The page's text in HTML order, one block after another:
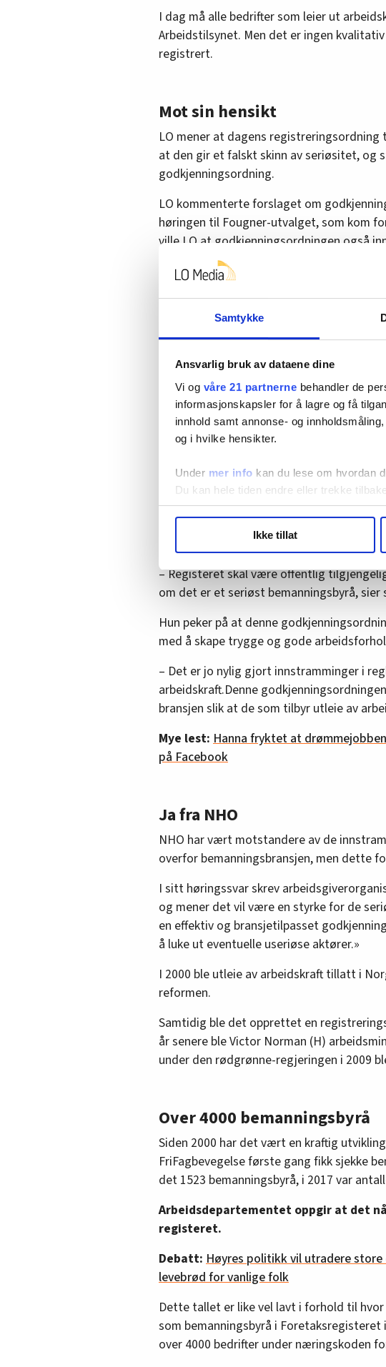
Samtykke
Ansvarlig bruk av dataene dine
Vi og våre 21 partnerne behandler de
informasjonskapsler for å lagre og få
innhold samt annonse- og
og i hvilke hensikter.
Under mer info kan du lese om hvordan
Du kan hele tiden endre eller trekke
hvordan våre nettsider blir brukt slik at
annonsering. Disse er angitt i oversikten
Ikke tillat
I dag må alle bedrifter som leier ut
Arbeidstilsynet. Men det er ingen
registrert.
Mot sin hensikt
LO mener at dagens
at den gir et falskt skinn av seriøsitet,
godkjenningsordning.
LO kommenterte forslaget om
høringen til Fougner-utvalget, som kom
ville LO at godkjenningsordningen også
har tariffavtale eller ikke.
Streik 2023:Europeisk fagbevegelse
personell før foretaket er godkjent. I den
bli et krav. Etter en overgangsperiode
å leie ut/inn mens bemanningsforetaket
skal det opplyses om bedriften er
eller ikke godkjent.
I registeret skal det opplyses om
behandling eller ikke godkjent.
Trygge og gode
– Registeret skal være offentlig
om det er et seriøst bemanningsbyrå, sier
Hun peker på at denne
med å skape trygge og gode
– Det er jo nylig gjort innstramminger i
arbeidskraft.Denne
bransjen slik at de som tilbyr utleie av
Mye lest: Hanna fryktet at
på Facebook
Ja fra NHO
NHO har vært motstandere av de
overfor bemanningsbransjen, men dette
I sitt høringssvar skrev
og mener det vil være en styrke for de
en effektiv og bransjetilpasset
å luke ut eventuelle useriøse aktører.»
I 2000 ble utleie av arbeidskraft tillatt i
reformen.
Samtidig ble det opprettet en
år senere ble Victor Norman (H)
under den rødgrønne-regjeringen i 2009
Over 4000 bemanningsbyrå
Siden 2000 har det vært en kraftig
FriFagbevegelse første gang fikk sjekke
det 1523 bemanningsbyrå, i 2017 var
Arbeidsdepartementet oppgir at det
registeret.
Debatt: Høyres politikk vil utradere
levebrød for vanlige folk
Dette tallet er like vel lavt i forhold til
som bemanningsbyrå i
over 4000 bedrifter under næringskoden